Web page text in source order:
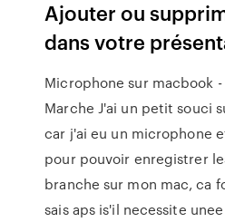
Ajouter ou
dans votre
Microphone sur macbook
Marche J'ai un petit souci
car j'ai eu un microphone
pour pouvoir enregistrer
branche sur mon mac, ca
sais aps is'il necessite